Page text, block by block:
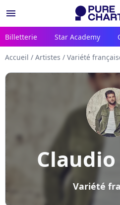
menu
Billetterie Star Academy
Accueil / Artistes / Variété
Claudio
Variété